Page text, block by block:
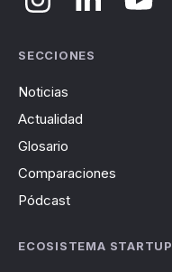
SECCIONES
Noticias
Actualidad
Glosario
Comparaciones
Pódcast
ECOSISTEMA STARTUP